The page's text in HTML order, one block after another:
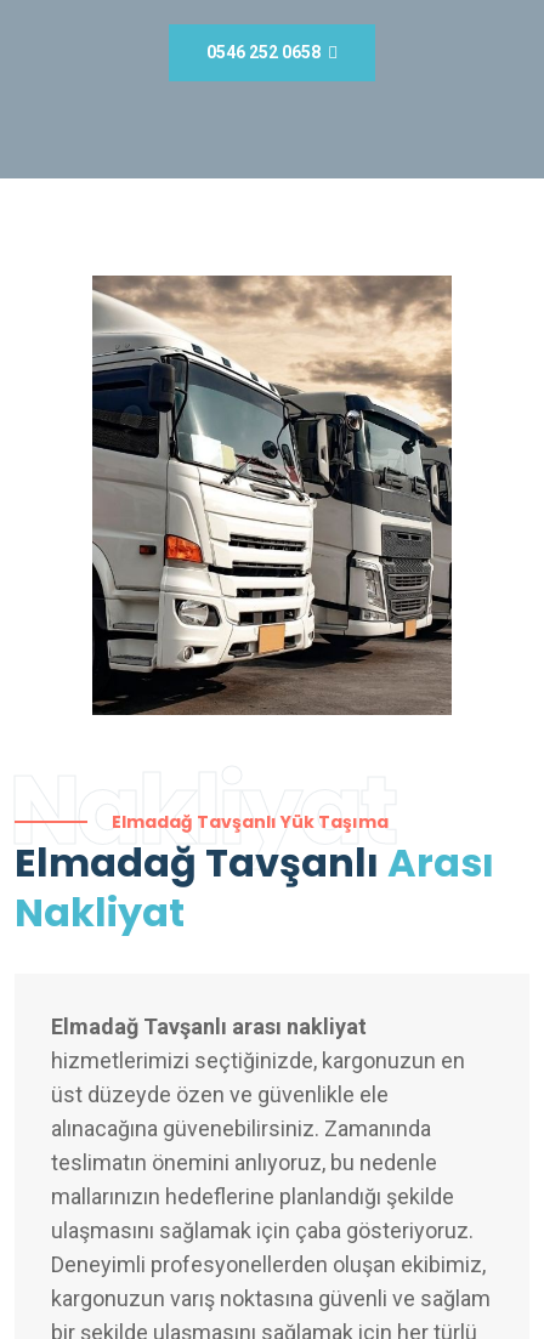
0546 252 0658
Nakliyat
Elmadağ Tavşanlı Yük Taşıma
Elmadağ Tavşanlı Arası
Nakliyat
Elmadağ Tavşanlı arası nakliyat
hizmetlerimizi seçtiğinizde, kargonuzun en
üst düzeyde özen ve güvenlikle ele
alınacağına güvenebilirsiniz. Zamanında
teslimatın önemini anlıyoruz, bu nedenle
mallarınızın hedeflerine planlandığı şekilde
ulaşmasını sağlamak için çaba gösteriyoruz.
Deneyimli profesyonellerden oluşan ekibimiz,
kargonuzun varış noktasına güvenli ve sağlam
bir şekilde ulaşmasını sağlamak için her türlü